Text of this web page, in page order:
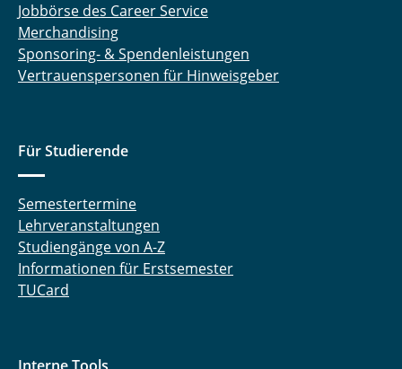
Jobbörse des Career Service
Merchandising
Sponsoring- & Spendenleistungen
Vertrauenspersonen für Hinweisgeber
Für Studierende
Semestertermine
Lehrveranstaltungen
Studiengänge von A-Z
Informationen für Erstsemester
TUCard